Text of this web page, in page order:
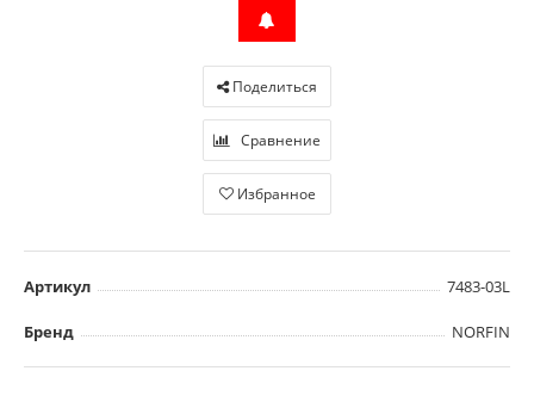
Поделиться
Сравнение
Избранное
Артикул 7483-03L
Бренд NORFIN